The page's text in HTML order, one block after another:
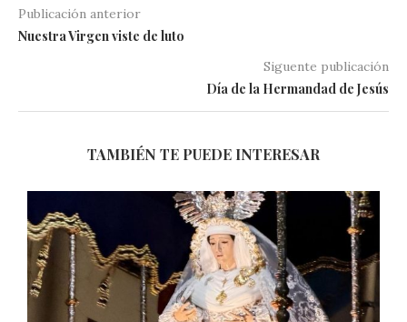
Publicación anterior
Nuestra Virgen viste de luto
Siguente publicación
Día de la Hermandad de Jesús
TAMBIÉN TE PUEDE INTERESAR